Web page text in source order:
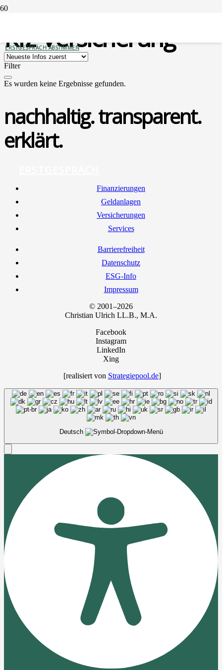
ERSTGESPRÄCH ABSTIMMEN
Kfz-Versicherung
Filter
Es wurden keine Ergebnisse gefunden.
nachhaltig. transparent.
erklärt.
Finan­zie­run­gen
Geld­an­la­gen
Ver­si­che­run­gen
Ser­vices
Bar­rie­re­frei­heit
Daten­schutz
ESG-Info
Impres­sum
© 2001–2026
Chris­ti­an Ulrich LL.B., M.A.
Facebook
Instagram
LinkedIn
Xing
[rea­li­siert von Strategiepool.de]
Deutsch